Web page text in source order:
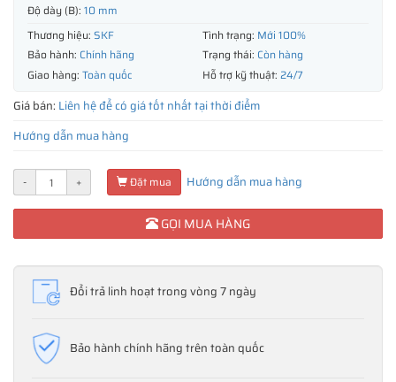
Độ dày (B): 10 mm
Thương hiệu: SKF Tình trạng: Mới 100%
Bảo hành: Chính hãng Trạng thái: Còn hàng
Giao hàng: Toàn quốc Hỗ trợ kỹ thuật: 24/7
Giá bán: Liên hệ để có giá tốt nhất tại thời điểm
Hướng dẫn mua hàng
- + Đặt mua Hướng dẫn mua hàng
GỌI MUA HÀNG
Đổi trả linh hoạt trong vòng 7 ngày
Bảo hành chính hãng trên toàn quốc